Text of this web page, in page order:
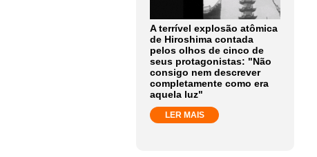
A terrível explosão atômica
de Hiroshima contada
pelos olhos de cinco de
seus protagonistas: "Não
consigo nem descrever
completamente como era
aquela luz"
LER MAIS